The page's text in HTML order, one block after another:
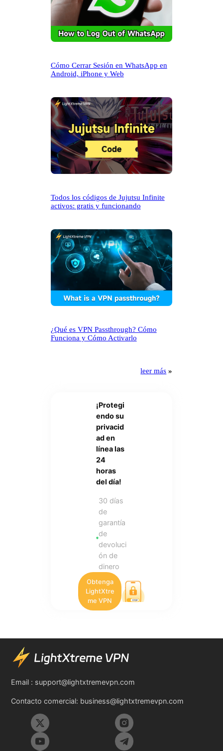
Cómo Cerrar Sesión en WhatsApp en
Android, iPhone y Web
Todos los códigos de Jujutsu Infinite
activos: gratis y funcionando
¿Qué es VPN Passthrough? Cómo
Funciona y Cómo Activarlo
leer más »
¡Protegi
endo su
privacid
ad en
línea las
24
horas
del día!
30 días
de
garantía
de
devoluci
ón de
dinero
Obtenga
LightXtre
me VPN
Email : support@lightxtremevpn.com
Contacto comercial: business@lightxtremevpn.com